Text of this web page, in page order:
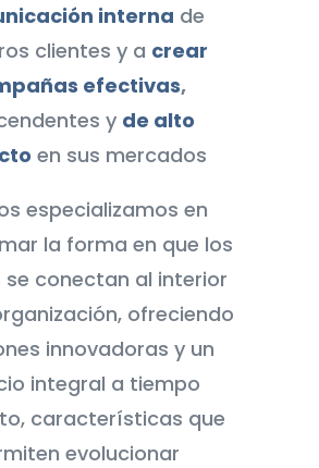
interna de
clientes y a crear
efectivas,
y de alto
en sus mercados
especializamos en
la forma en que los
se conectan al interior
ofreciendo
innovadoras y un
integral a tiempo
características que
evolucionar